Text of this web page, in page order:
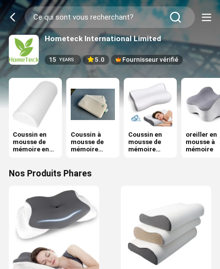
Hometeck International Limited
15 YEARS 5.0 Fournisseur vérifié
Coussin en
mousse de
mémoire en
Coussin à
mousse de
mémoire
Coussin en
mousse de
mémoire
oreiller en
mousse à
mémoire
Nos Produits Phares